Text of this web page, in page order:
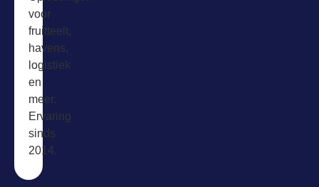
voor
fruitteelt,
havens,
logistiek
en
meer.
Ervaring
sinds
2014.